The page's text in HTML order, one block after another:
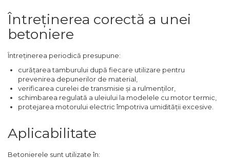
Dalta si dornuri
Constructii
Scule Unelte Accesorii
Unelte de Zugravit
Roata de Masurat
Scripete Manual
Întreținerea corectă a unei
betoniere
Întreținerea periodică presupune:
curățarea tamburului după fiecare utilizare pentru
prevenirea depunerilor de material,
verificarea curelei de transmisie și a rulmenților,
schimbarea regulată a uleiului la modelele cu motor termic,
protejarea motorului electric împotriva umidității excesive.
Aplicabilitate
Betonierele sunt utilizate în: